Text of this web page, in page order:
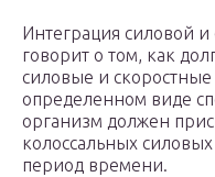
Интеграция силовой
говорит о том, как
силовые и
определенном виде
организм должен
колоссальных
период времени.